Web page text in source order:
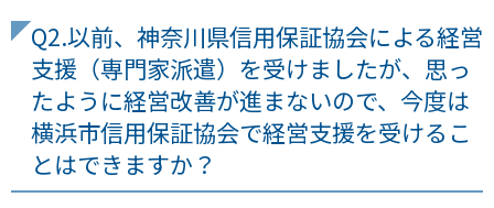
Q2.以前、神奈川県信用保証協会による経営
支援（専門家派遣）を受けましたが、思っ
たように経営改善が進まないので、今度は
横浜市信用保証協会で経営支援を受けるこ
とはできますか？